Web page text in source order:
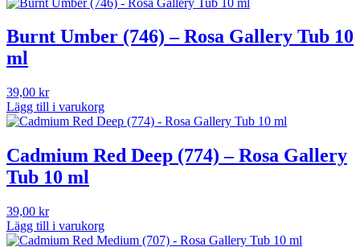
Burnt Umber (746) – Rosa Gallery Tub 10
ml
39,00 kr
Lägg till i varukorg
Cadmium Red Deep (774) – Rosa Gallery
Tub 10 ml
39,00 kr
Lägg till i varukorg